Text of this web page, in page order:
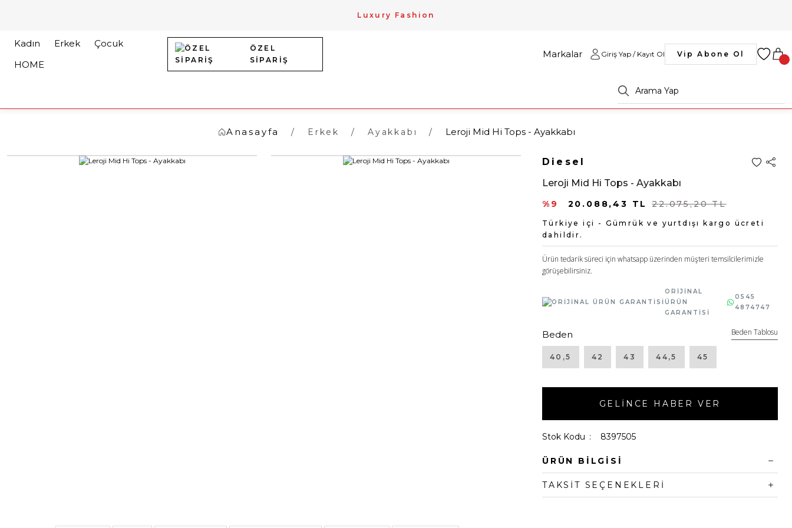
Luxury Fashion
Kadın Erkek
Çocuk
HOME
ÖZEL
SİPARİŞ
Markalar Giriş Yap / Kayıt Ol Vip Abone Ol
Anasayfa Erkek Ayakkabı Leroji Mid Hi Tops - Ayakkabı
Diesel
Leroji Mid Hi Tops - Ayakkabı
%9 20.088,43 TL 22.075,20 TL
Türkiye içi - Gümrük ve yurtdışı kargo ücreti
dahildir.
Ürün tedarik süreci için whatsapp üzerinden müşteri temsilcilerimizle
görüşebilirsiniz.
ORİJİNAL
ÜRÜN
GARANTİSİ
0545
4874747
Beden
40,5 42 43 44,5 45
Beden Tablosu
GELINCE HABER VER
Stok Kodu 8397505
ÜRÜN BILGISI
TAKSIT SEÇENEKLERI